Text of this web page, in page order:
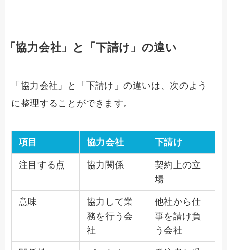
「協力会社」と「下請け」の違い
「協力会社」と「下請け」の違いは、次のよう
に整理することができます。
項目 協力会社 下請け
注目する点 協力関係
契約上の立
場
意味
協力して業
務を行う会
社
他社から仕
事を請け負
う会社